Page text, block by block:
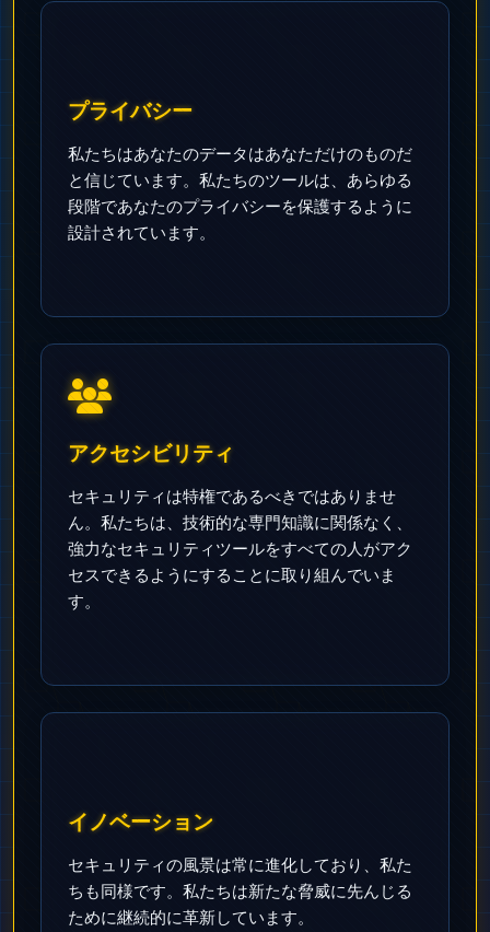
プライバシー
私たちはあなたのデータはあなただけのものだ
と信じています。私たちのツールは、あらゆる
段階であなたのプライバシーを保護するように
設計されています。
アクセシビリティ
セキュリティは特権であるべきではありませ
ん。私たちは、技術的な専門知識に関係なく、
強力なセキュリティツールをすべての人がアク
セスできるようにすることに取り組んでいま
す。
イノベーション
セキュリティの風景は常に進化しており、私た
ちも同様です。私たちは新たな脅威に先んじる
ために継続的に革新しています。